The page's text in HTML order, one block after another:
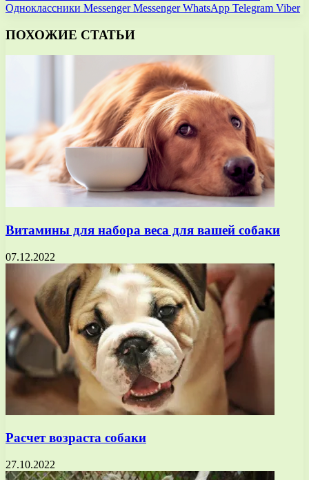
Одноклассники Messenger Messenger WhatsApp Telegram Viber
ПОХОЖИЕ СТАТЬИ
Витамины для набора веса для вашей собаки
07.12.2022
Расчет возраста собаки
27.10.2022